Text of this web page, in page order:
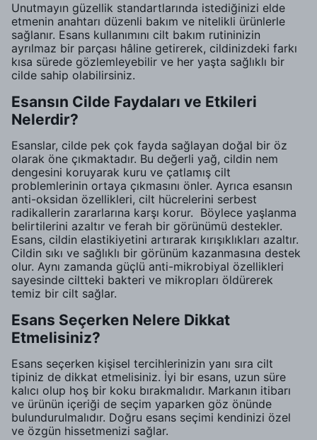
Unutmayın güzellik standartlarında istediğinizi elde
etmenin anahtarı düzenli bakım ve nitelikli ürünlerle
sağlanır. Esans kullanımını cilt bakım rutininizin
ayrılmaz bir parçası hâline getirerek, cildinizdeki farkı
kısa sürede gözlemleyebilir ve her yaşta sağlıklı bir
cilde sahip olabilirsiniz.
Esansın Cilde Faydaları ve Etkileri
Nelerdir?
Esanslar, cilde pek çok fayda sağlayan doğal bir öz
olarak öne çıkmaktadır. Bu değerli yağ, cildin nem
dengesini koruyarak kuru ve çatlamış cilt
problemlerinin ortaya çıkmasını önler. Ayrıca esansın
anti-oksidan özellikleri, cilt hücrelerini serbest
radikallerin zararlarına karşı korur. Böylece yaşlanma
belirtilerini azaltır ve ferah bir görünümü destekler.
Esans, cildin elastikiyetini artırarak kırışıklıkları azaltır.
Cildin sıkı ve sağlıklı bir görünüm kazanmasına destek
olur. Aynı zamanda güçlü anti-mikrobiyal özellikleri
sayesinde ciltteki bakteri ve mikropları öldürerek
temiz bir cilt sağlar.
Esans Seçerken Nelere Dikkat
Etmelisiniz?
Esans seçerken kişisel tercihlerinizin yanı sıra cilt
tipiniz de dikkat etmelisiniz. İyi bir esans, uzun süre
kalıcı olup hoş bir koku bırakmalıdır. Markanın itibarı
ve ürünün içeriği de seçim yaparken göz önünde
bulundurulmalıdır. Doğru esans seçimi kendinizi özel
ve özgün hissetmenizi sağlar.